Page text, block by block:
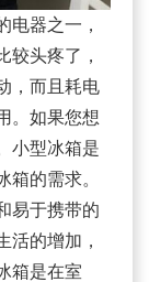
电器之一，
较头疼了，
，而且耗电
。如果您想
小型冰箱是
箱的需求。
易于携带的
活的增加，
箱是在室